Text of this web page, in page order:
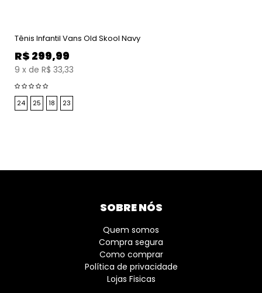
Tênis Infantil Vans Old Skool Navy
R$ 299,99
9 x de R$ 33,33
24 25 18 23
SOBRE NÓS
Quem somos
Compra segura
Como comprar
Política de privacidade
Lojas Fisicas